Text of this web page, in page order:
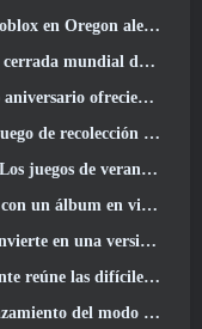
incidente de preparación infantil
Global MapleStory Classic
de elegir un agente de rango S gratuito
Honkai: Alma de enlace
han regresado a Overwatch
de edición coleccionista
“Eastern Steampunk” 2.0
del vacío y las profundidades
de League Of Legends